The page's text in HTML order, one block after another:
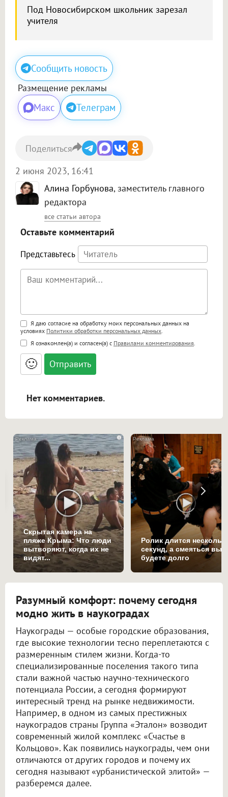
Под Новосибирском школьник зарезал
учителя
Сообщить новость
Размещение рекламы
Макс Телеграм
Алина Горбунова, заместитель главного
редактора
все статьи автора
2 июня 2023, 16:41
Поделиться
Оставьте комментарий
Представьтесь
Поддержка HTML
<b>, <strong>, <u>, <i>, <em>, <s>, <big>,
<small>, <sup>, <sub>, <pre>, <ul>, <ol>, <li>,
<blockquote>, <code> экранирует HTML,
адреса URL автоматически становятся
ссылками, и [img]адрес[/img] будет
Я даю согласие на обработку моих персональных данных на
условиях Политики обработки персональных данных
Я ознакомлен(а) и согласен(а) с Правилами комментирования
🙂
Нет комментариев.
i
Скрытая камера на
пляже Крыма: Что люди
вытворяют, когда их не
видят...
Ролик длится
секунд, а смеяться вы
будете долго
Разумный комфорт: почему сегодня
модно жить в наукоградах
Наукограды — особые городские образования,
где высокие технологии тесно переплетаются с
размеренным стилем жизни. Когда-то
специализированные поселения такого типа
стали важной частью научно-технического
потенциала России, а сегодня формируют
интересный тренд на рынке недвижимости.
Например, в одном из самых престижных
наукоградов страны Группа «Эталон» возводит
современный жилой комплекс «Счастье в
Кольцово». Как появились наукограды, чем они
отличаются от других городов и почему их
сегодня называют «урбанистической элитой» —
разберемся далее.